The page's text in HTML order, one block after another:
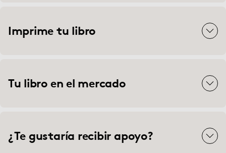
Imprime tu libro
Tu libro en el mercado
¿Te gustaría recibir apoyo?